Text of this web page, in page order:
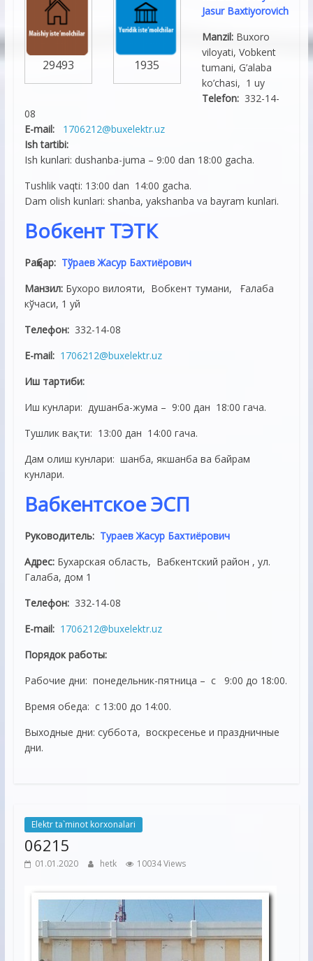
29493 1935
Jasur Baxtiyorovich
Manzil:Buxoro
viloyati, Vobkent
tumani, G’alaba
ko’chasi, 1 uy
Telefon:332-14-
08
E-mail:
1706212@buxelektr.uz
Ish tartibi:
Ish kunlari: dushanba-juma – 9:00 dan 18:00 gacha.
Tushlik vaqti: 13:00 dan 14:00 gacha.
Dam olish kunlari: shanba, yakshanba va bayram kunlari.
Вобкент ТЭТК
Раҳбар: Тўраев Жасур Бахтиёрович
Манзил:Бухоро вилояти, Вобкент тумани, Ғалаба
кўчаси, 1 уй
Телефон:332-14-08
E-mail: 1706212@buxelektr.uz
Иш тартиби:
Иш кунлари: душанба-жума – 9:00 дан 18:00 гача.
Тушлик вақти: 13:00 дан 14:00 гача.
Дам олиш кунлари: шанба, якшанба ва байрам
кунлари.
Вабкентское ЭСП
Руководитель: Тураев Жасур Бахтиёрович
Адрес:Бухарская область, Вабкентский район , ул.
Галаба, дом 1
Телефон:332-14-08
E-mail: 1706212@buxelektr.uz
Порядок работы:
Рабочие дни: понедельник-пятница – с 9:00 до 18:00.
Время обеда: с 13:00 до 14:00.
Выходные дни: суббота, воскресенье и праздничные
дни.
Elektr ta`minot korxonalari
06215
01.01.2020 hetk 10034 Views